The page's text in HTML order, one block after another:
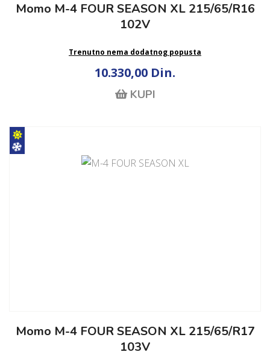
Momo M-4 FOUR SEASON XL 215/65/R16
102V
Trenutno nema dodatnog popusta
10.330,00 Din.
KUPI
Momo M-4 FOUR SEASON XL 215/65/R17
103V